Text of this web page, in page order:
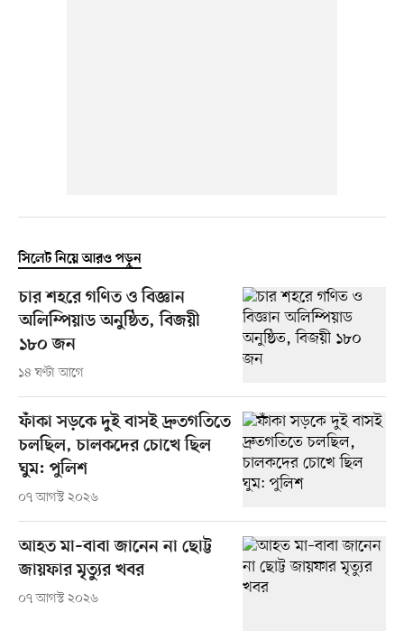
সিলেট নিয়ে আরও পড়ুন
চার শহরে গণিত ও বিজ্ঞান
অলিম্পিয়াড অনুষ্ঠিত, বিজয়ী
১৮০ জন
১৪ ঘণ্টা আগে
ফাঁকা সড়কে দুই বাসই দ্রুতগতিতে
চলছিল, চালকদের চোখে ছিল
ঘুম: পুলিশ
০৭ আগস্ট ২০২৬
আহত মা–বাবা জানেন না ছোট্ট
জায়ফার মৃত্যুর খবর
০৭ আগস্ট ২০২৬